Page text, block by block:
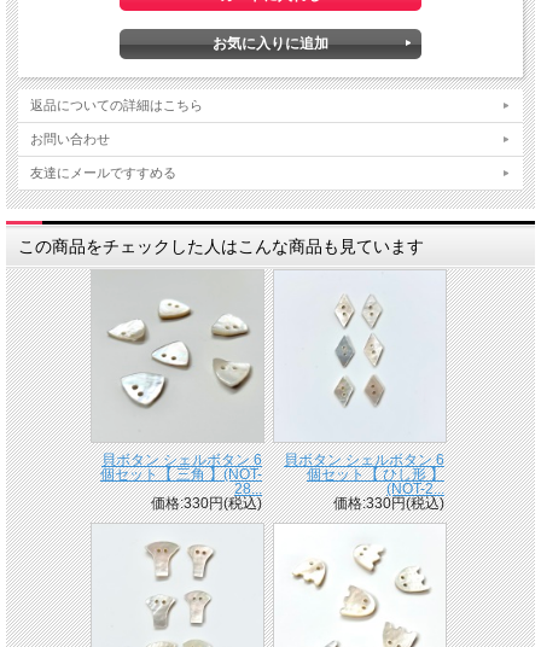
返品についての詳細はこちら
お問い合わせ
友達にメールですすめる
この商品をチェックした人はこんな商品も見ています
貝ボタン シェルボタン 6
個セット【 三角 】(NOT-
28...
価格:330円(税込)
貝ボタン シェルボタン 6
個セット【 ひし形 】
(NOT-2...
価格:330円(税込)